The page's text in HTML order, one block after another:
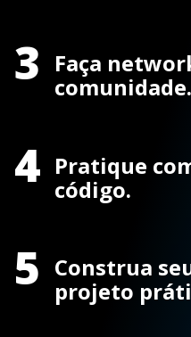
3
Faça
comunidade.
4 Pratique
código.
5 Construa
projeto